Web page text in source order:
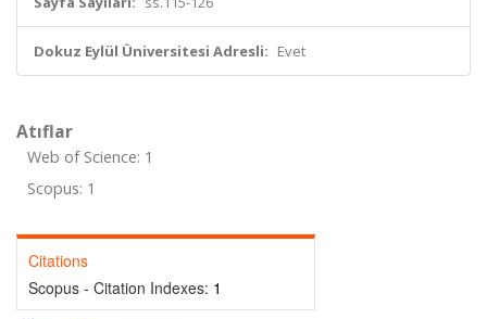
Dokuz Eylül Üniversitesi Adresli: Evet
Atıflar
Web of Science: 1
Scopus: 1
Citations
Scopus - Citation Indexes: 1